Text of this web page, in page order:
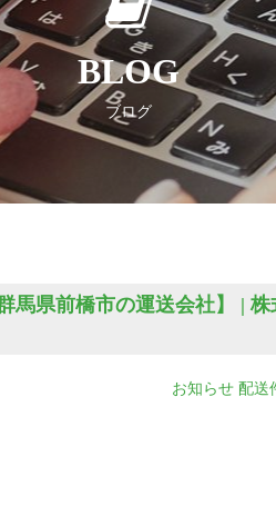
BLOG
ブログ
馬県前橋市の運送会社】 |
お知らせ 配送